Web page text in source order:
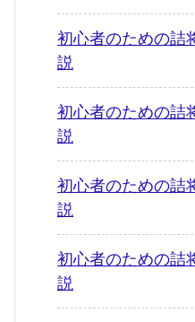
初心者のための
説
初心者のための
説
初心者のための
説
初心者のための
説